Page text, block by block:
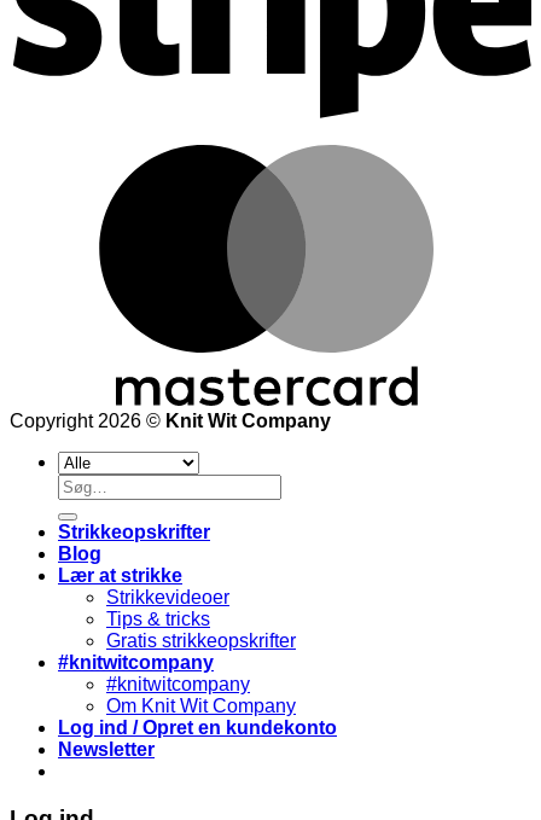
Copyright 2026 © Knit Wit Company
Søg
efter:
Strikkeopskrifter
Blog
Lær at strikke
Strikkevideoer
Tips & tricks
Gratis strikkeopskrifter
#knitwitcompany
#knitwitcompany
Om Knit Wit Company
Log ind / Opret en kundekonto
Newsletter